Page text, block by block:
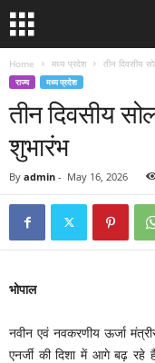
Home मध्य प्रदेश तीन दिवसीय
राज्य मध्य प्रदेश
तीन दिवसीय
शुभारंभ
By admin - May 16, 2026
भोपाल
नवीन एवं नवकरणीय ऊर्जा
एनर्जी की दिशा में आगे बढ़ रहे